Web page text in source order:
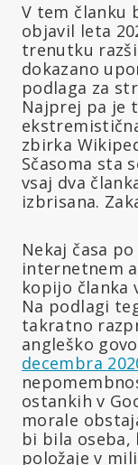
V tem članku
objavil leta
trenutku
dokazano
podlaga za
Najprej pa je
zbirka
Sčasoma sta
vsaj dva
izbrisana.
Nekaj časa
internetnem
kopijo članka
Na podlagi
takratno
angleško
decembra
ostankih v
morale
bi bila oseba,
položaje v